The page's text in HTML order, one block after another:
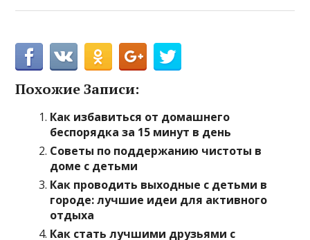
Похожие Записи:
Как избавиться от домашнего
беспорядка за 15 минут в день
Советы по поддержанию чистоты в
доме с детьми
Как проводить выходные с детьми в
городе: лучшие идеи для активного
отдыха
Как стать лучшими друзьями с